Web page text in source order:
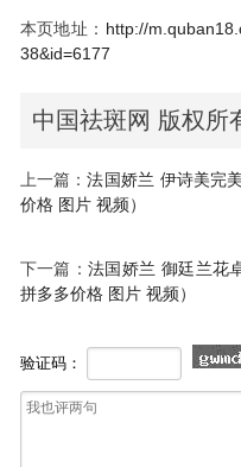
本页地址： http://
38&id=6177
中国祛斑网 版权所
上一篇：法国娇兰 伊诗美完
价格 图片 视频）
下一篇： 法国娇兰 御廷兰花
拼多多价格 图片 视频）
验证码：